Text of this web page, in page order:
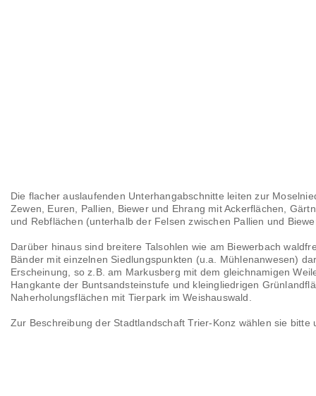
Die flacher auslaufenden Unterhangabschnitte leiten zur
Zewen, Euren, Pallien, Biewer und Ehrang mit Ackerflächen,
und Rebflächen (unterhalb der Felsen zwischen Pallien und
Darüber hinaus sind breitere Talsohlen wie am Biewerbach
Bänder mit einzelnen Siedlungspunkten (u.a. Mühlenanwesen)
Erscheinung, so z.B. am Markusberg mit dem gleichnamigen
Hangkante der Buntsandsteinstufe und kleingliedrigen
Naherholungsflächen mit Tierpark im Weishauswald.
Zur Beschreibung der Stadtlandschaft Trier-Konz wählen sie bitte